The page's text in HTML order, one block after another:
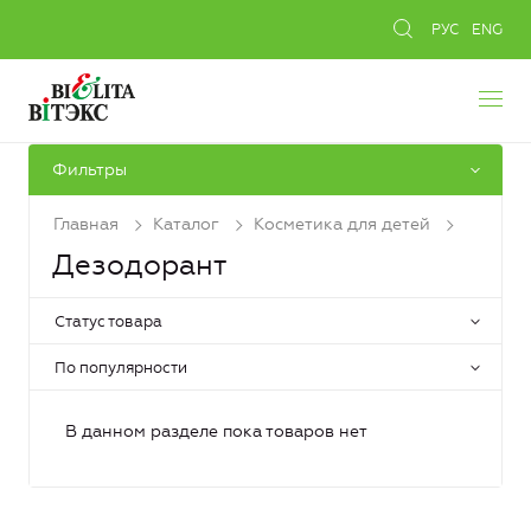
РУС ENG
Фильтры
Главная Каталог Косметика для детей
Дезодорант
Статус товара
По популярности
В данном разделе пока товаров нет